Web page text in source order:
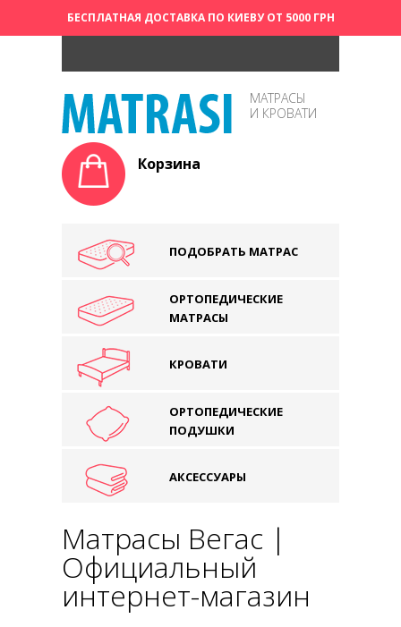
БЕСПЛАТНАЯ ДОСТАВКА ПО КИЕВУ ОТ 5000 ГРН
МАТРАСЫ
И КРОВАТИ
Корзина
ПОДОБРАТЬ МАТРАС
ОРТОПЕДИЧЕСКИЕ
МАТРАСЫ
КРОВАТИ
ОРТОПЕДИЧЕСКИЕ
ПОДУШКИ
АКСЕССУАРЫ
Матрасы Вегас |
Официальный
интернет-магазин